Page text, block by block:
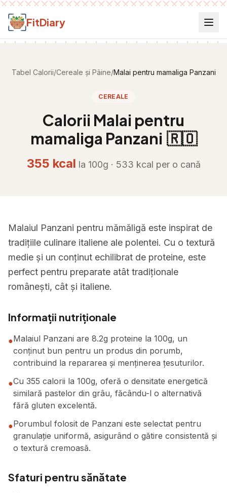
Salt la conținut
FitDiary
Tabel Calorii/Cereale și Pâine/Malai pentru mamaliga Panzani
CEREALE
Calorii Malai pentru
mamaliga Panzani 🇷🇴
355 kcal la 100g · 533 kcal per o cană
Malaiul Panzani pentru mămăligă este inspirat de
tradițiile culinare italiene ale polentei. Cu o textură
medie și un conținut echilibrat de proteine, este
perfect pentru preparate atât tradiționale
românești, cât și italiene.
Informații nutriționale
●Malaiul Panzani are 8.2g proteine la 100g, un
conținut bun pentru un produs din porumb,
contribuind la repararea și menținerea țesuturilor.
●Cu 355 calorii la 100g, oferă o densitate energetică
similară pastelor din grâu, făcându-l o alternativă
fără gluten excelentă.
●Porumbul folosit de Panzani este selectat pentru
granulație uniformă, asigurând o gătire consistentă și
o textură cremoasă.
Sfaturi pentru sănătate